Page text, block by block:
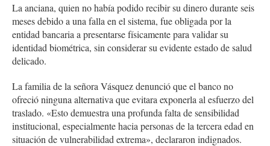
La anciana, quien no había podido recibir su dinero durante seis
meses debido a una falla en el sistema, fue obligada por la
entidad bancaria a presentarse físicamente para validar su
identidad biométrica, sin considerar su evidente estado de salud
delicado.
La familia de la señora Vásquez denunció que el banco no
ofreció ninguna alternativa que evitara exponerla al esfuerzo del
traslado. «Esto demuestra una profunda falta de sensibilidad
institucional, especialmente hacia personas de la tercera edad en
situación de vulnerabilidad extrema», declararon indignados.